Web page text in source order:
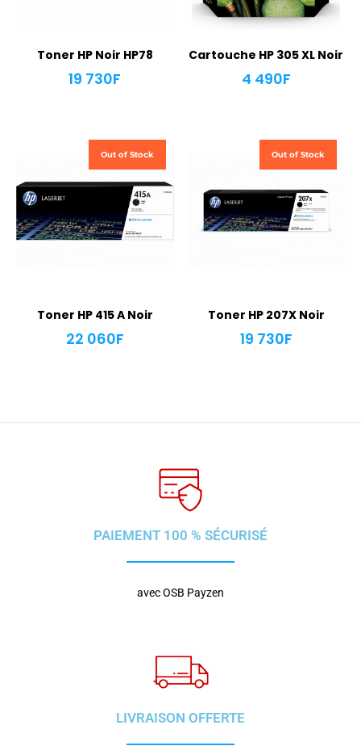
Toner HP Noir HP78
19 730F
Cartouche HP 305 XL Noir
4 490F
Out of Stock
Toner HP 415 A Noir
22 060F
Out of Stock
Toner HP 207X Noir
19 730F
PAIEMENT 100 % SÉCURISÉ
avec OSB Payzen
LIVRAISON OFFERTE